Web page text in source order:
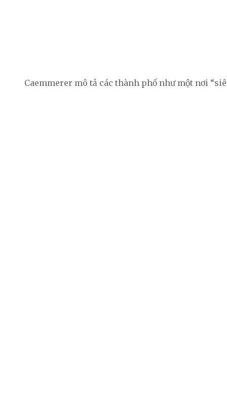
Caemmerer mô tả các thành phố như một nơi